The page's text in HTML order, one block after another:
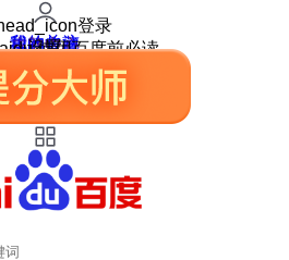
登录
我的关注
我的收藏
皮肤中心
用户反馈
设置
使用百度前必读